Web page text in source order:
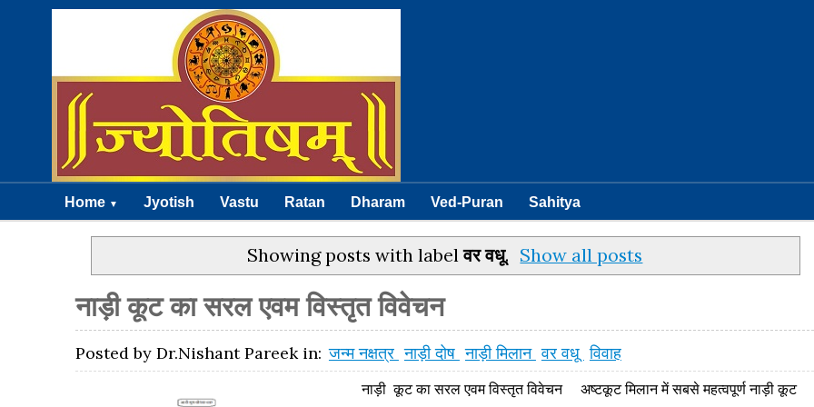
Home ▼ Jyotish Vastu Ratan Dharam Ved-Puran Sahitya
Showing posts with labelवर वधू. Show all posts
नाड़ी कूट का सरल एवम विस्तृत विवेचन
Posted by Dr.Nishant Pareek in: जन्म नक्षत्र नाड़ी दोष नाड़ी मिलान वर वधू विवाह
नाड़ी कूट का सरल एवम विस्तृत विवेचन अष्टकूट मिलान में सबसे महत्वपूर्ण नाड़ी कूट